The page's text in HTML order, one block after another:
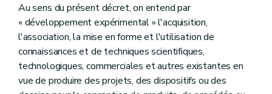
Art. 47
Art. 48
Art. 49
Section 7 Des subventions portant sur les innovations d'organisation dans les services
Art. 50
Art. 51
Art. 52
Art. 53
Au sens du présent décret, on entend par
« développement expérimental » l'acquisition,
l'association, la mise en forme et l'utilisation de
connaissances et de techniques scientifiques,
technologiques, commerciales et autres existantes en
vue de produire des projets, des dispositifs ou des